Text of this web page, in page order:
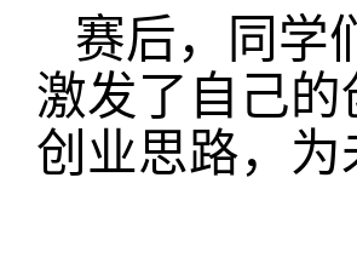
赛后，同学
激发了自己
创业思路，